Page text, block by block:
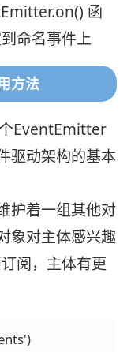
函
命名事件上
方法
EventEmitter
驱动架构的基本
护着一组其他对
象对主体感兴趣
阅，主体有更